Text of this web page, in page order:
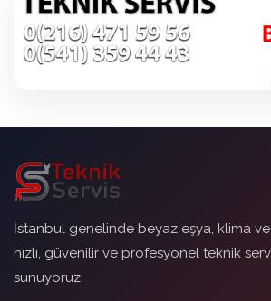
İstanbul genelinde beyaz eşya, klima
hızlı, güvenilir ve profesyonel teknik
sunuyoruz.